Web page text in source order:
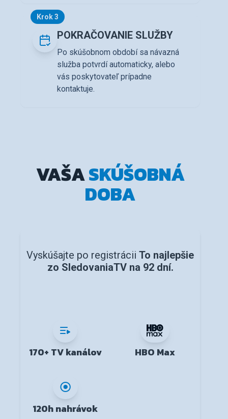
Krok 3
POKRAČOVANIE SLUŽBY
Po skúšobnom období sa návazná
služba potvrdí automaticky, alebo
vás poskytovateľ prípadne
kontaktuje.
VAŠASKÚŠOBNÁ
DOBA
Vyskúšajte po registrácii To najlepšie
zo SledovaniaTV na 92 dní.
170+ TV kanálov HBO Max
120h nahrávok